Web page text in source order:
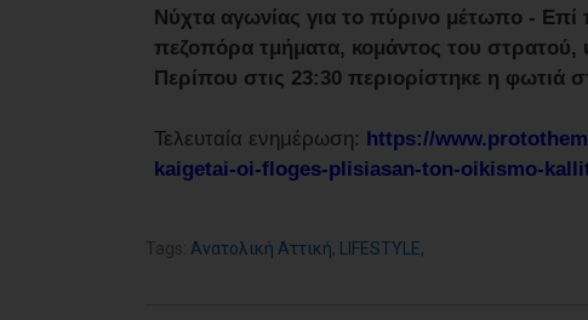
Νύχτα αγωνίας για το πύρινο μέτωπο -
πεζοπόρα τμήματα, κομάντος του
Περίπου στις 23:30 περιορίστηκε η φωτιά
Τελευταία ενημέρωση: https://
kaigetai-oi-floges-plisiasan-ton-oikismo-
Tags: Ανατολική Αττική, LIFESTYLE,